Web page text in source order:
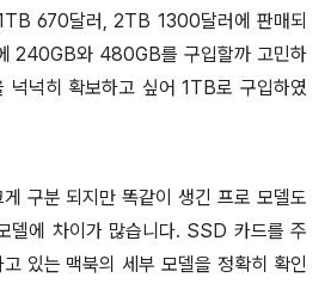
670달러, 2TB 1300달러에 판매되
240GB와 480GB를 구입할까 고민하
넉넉히 확보하고 싶어 1TB로 구입하였
구분 되지만 똑같이 생긴 프로 모델도
델에 차이가 많습니다. SSD 카드를 주
있는 맥북의 세부 모델을 정확히 확인